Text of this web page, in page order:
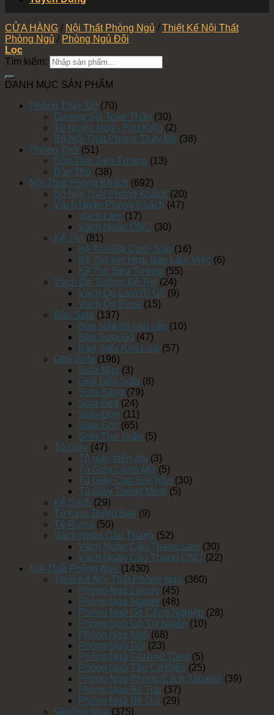
CỬA HÀNG / Nội Thất Phòng Ngủ / Thiết Kế Nội Thất
Phòng Ngủ / Phòng Ngủ Đôi
Lọc
Tìm kiếm:
DANH MỤC SẢN PHẨM
Phòng Thay Đồ (70)
Gương Soi Toàn Thân (30)
Tủ Nước Hoa - Phụ Kiện (2)
Bộ Nội Thất Phòng Thay Đồ (38)
Phòng Thờ (51)
Bàn Thờ Treo Tường (13)
Bàn Thờ (38)
Nội Thất Phòng Khách (692)
Bộ Nội Thất Phòng Khách (20)
Vách Ngăn Phòng Khách (47)
Vách Lam (17)
Vách Ngăn CNC (30)
Kệ Tivi (81)
Kệ Tivi Đặt Dưới Sàn (16)
Kệ Tivi Kết Hợp Bàn Làm Việc (6)
Kệ Tivi Treo Tường (55)
Vách Ốp Tường Kệ Tivi (24)
Vách Ốp Lam Ri Gỗ (9)
Vách Ốp Pima (15)
Bàn Sofa (137)
Bàn sofa đá cao cấp (10)
Bàn Sofa Gỗ (47)
Bàn Sofa Kim Loại (57)
Ghế Sofa (196)
Sofa Mini (3)
Ghế Đôn Sofa (8)
Sofa Băng (79)
Sofa Bed (24)
Sofa Đơn (11)
Sofa Góc (65)
Sofa Thư Giãn (5)
Tủ Giày (47)
Tủ giày hiện đại (3)
Tủ Giày Cánh Mở (5)
Tủ Giày Cao Sát Trần (30)
Tủ Giày Thông Minh (5)
Kệ Sách (29)
Tủ Kính Trưng Bày (9)
Tủ Rượu (50)
Vách Ngăn Cầu Thang (52)
Vách Ngăn Cầu Thang Lam (30)
Vách Ngăn Cầu Thang CNC (22)
Nội Thất Phòng Ngủ (1430)
Thiết Kế Nội Thất Phòng Ngủ (360)
Phòng Ngủ Luxury (45)
Phòng Ngủ Master (48)
Phòng Ngủ Gỗ Công Nghiệp (28)
Phòng Ngủ Gỗ Tự Nhiên (10)
Phòng Ngủ Nhỏ (68)
Phòng Ngủ Đôi (23)
Phòng Ngủ Giường Tầng (5)
Phòng Ngủ Tân Cổ Điển (25)
Phòng Ngủ Phong Cách Japandi (39)
Phòng Ngủ Bé Trai (37)
Phòng Ngủ Bé Gái (29)
Giường Ngủ (375)